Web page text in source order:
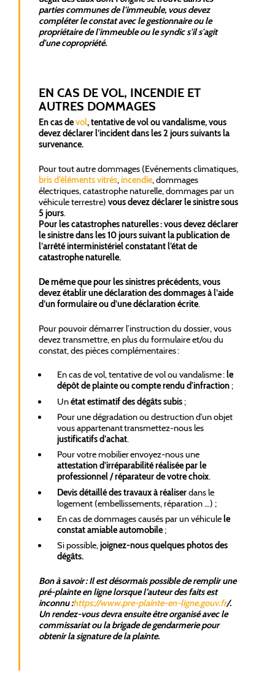
parties communes de l'immeuble, vous devez
compléter le constat avec le gestionnaire ou le
propriétaire de l'immeuble ou le syndic s'il s'agit
d'une copropriété.
EN CAS DE VOL, INCENDIE ET
AUTRES DOMMAGES
En cas devol, tentative de vol ou vandalisme, vous
devez déclarer l’incident dans les 2 jours suivants la
survenance.
Pour tout autre dommages (Evénements climatiques,
bris d’éléments vitrés,incendie, dommages
électriques, catastrophe naturelle, dommages par un
véhicule terrestre) vous devez déclarer le sinistre sous
5 jours.
Pour les catastrophes naturelles : vous devez déclarer
le sinistre dans les 10 jours suivant la publication de
l’arrêté interministériel constatant l’état de
catastrophe naturelle.
De même que pour les sinistres précédents, vous
devez établir une déclaration des dommages à l’aide
d’un formulaire ou d’une déclaration écrite.
Pour pouvoir démarrer l’instruction du dossier, vous
devez transmettre, en plus du formulaire et/ou du
constat, des pièces complémentaires :
En cas de vol, tentative de vol ou vandalisme :le
dépôt de plainte ou compte rendu d'infraction;
Unétat estimatif des dégâts subis;
Pour une dégradation ou destruction d’un objet
vous appartenant transmettez-nous les
justificatifs d’achat.
Pour votre mobilier envoyez-nous une
attestation d’irréparabilité réalisée par le
professionnel / réparateur de votre choix.
Devis détaillé des travaux à réaliserdans le
logement (embellissements, réparation …) ;
En cas de dommages causés par un véhiculele
constat amiable automobile;
Si possible,joignez-nous quelques photos des
dégâts.
Bon à savoir : Il est désormais possible de remplir une
pré-plainte en ligne lorsque l’auteur des faits est
inconnu :https://www.pre-plainte-en-ligne.gouv.fr/.
Un rendez-vous devra ensuite être organisé avec le
commissariat ou la brigade de gendarmerie pour
obtenir la signature de la plainte.